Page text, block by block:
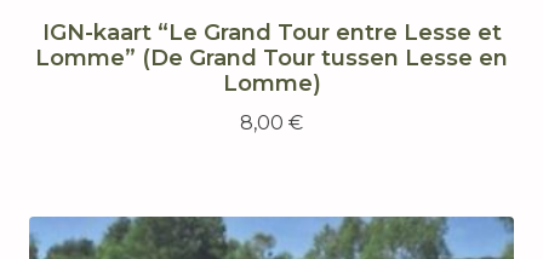
IGN-kaart “Le Grand Tour entre Lesse et
Lomme” (De Grand Tour tussen Lesse en
Lomme)
8,00 €